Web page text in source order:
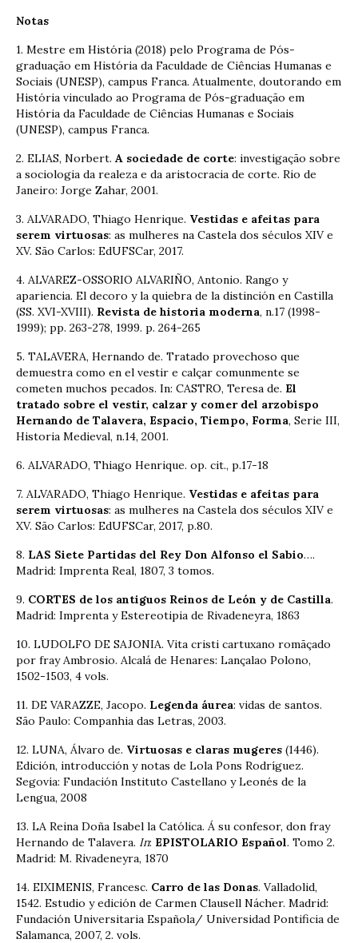
Notas
1. Mestre em História (2018) pelo Programa de Pós-
graduação em História da Faculdade de Ciências Humanas e
Sociais (UNESP), campus Franca. Atualmente, doutorando em
História vinculado ao Programa de Pós-graduação em
História da Faculdade de Ciências Humanas e Sociais
(UNESP), campus Franca.
2. ELIAS, Norbert. A sociedade de corte: investigação sobre
a sociologia da realeza e da aristocracia de corte. Rio de
Janeiro: Jorge Zahar, 2001.
3. ALVARADO, Thiago Henrique. Vestidas e afeitas para
serem virtuosas: as mulheres na Castela dos séculos XIV e
XV. São Carlos: EdUFSCar, 2017.
4. ALVAREZ-OSSORIO ALVARIÑO, Antonio. Rango y
apariencia. El decoro y la quiebra de la distinción en Castilla
(SS. XVI-XVIII). Revista de historia moderna, n.17 (1998-
1999); pp. 263-278, 1999. p. 264-265
5. TALAVERA, Hernando de. Tratado provechoso que
demuestra como en el vestir e calçar comunmente se
cometen muchos pecados. In: CASTRO, Teresa de. El
tratado sobre el vestir, calzar y comer del arzobispo
Hernando de Talavera, Espacio, Tiempo, Forma, Serie III,
Historia Medieval, n.14, 2001.
6. ALVARADO, Thiago Henrique. op. cit., p.17-18
7. ALVARADO, Thiago Henrique. Vestidas e afeitas para
serem virtuosas: as mulheres na Castela dos séculos XIV e
XV. São Carlos: EdUFSCar, 2017, p.80.
8. LAS Siete Partidas del Rey Don Alfonso el Sabio….
Madrid: Imprenta Real, 1807, 3 tomos.
9. CORTES de los antiguos Reinos de León y de Castilla.
Madrid: Imprenta y Estereotipia de Rivadeneyra, 1863
10. LUDOLFO DE SAJONIA. Vita cristi cartuxano romãçado
por fray Ambrosio. Alcalá de Henares: Lançalao Polono,
1502-1503, 4 vols.
11. DE VARAZZE, Jacopo. Legenda áurea: vidas de santos.
São Paulo: Companhia das Letras, 2003.
12. LUNA, Álvaro de. Virtuosas e claras mugeres (1446).
Edición, introducción y notas de Lola Pons Rodríguez.
Segovia: Fundación Instituto Castellano y Leonés de la
Lengua, 2008
13. LA Reina Doña Isabel la Católica. Á su confesor, don fray
Hernando de Talavera. In: EPISTOLARIO Español. Tomo 2.
Madrid: M. Rivadeneyra, 1870
14. EIXIMENIS, Francesc. Carro de las Donas. Valladolid,
1542. Estudio y edición de Carmen Clausell Nácher. Madrid:
Fundación Universitaria Española/ Universidad Pontificia de
Salamanca, 2007, 2. vols.